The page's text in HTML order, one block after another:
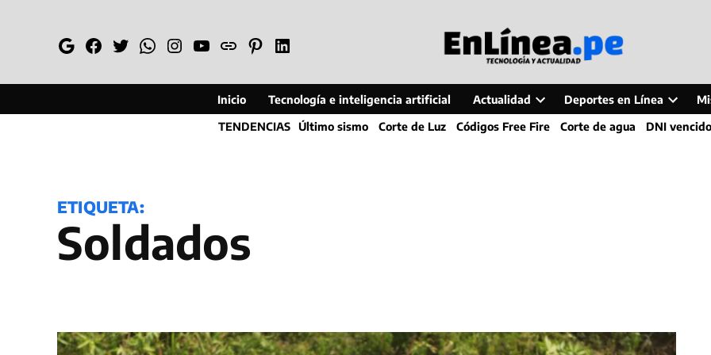
GoogleFacebook
TwitterWhatsapp
Instagram
YouTube
WebPinterestLinkedin
Inicio Tecnología e inteligencia artificial Actualidad
Open
dropdown
Deportes en Línea
Open
dropdown
TENDENCIAS Último sismo Corte de Luz Códigos Free Fire Corte de agua DNI vencido
ETIQUETA:
Soldados